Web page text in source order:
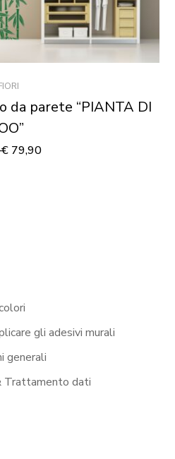
da parete “PIANTA DI
€ 79,90
gli adesivi murali
generali
Trattamento dati